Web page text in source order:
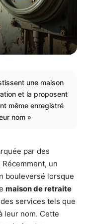
une maison
et la proposent
même enregistré
nom »
par des
un
bouleversé lorsque
maison de retraite
services tels que
leur nom. Cette